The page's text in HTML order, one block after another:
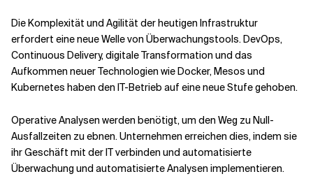
Verwandte Themen
Die Komplexität und Agilität der heutigen Infrastruktur
erfordert eine neue Welle von Überwachungstools. DevOps,
Continuous Delivery, digitale Transformation und das
Aufkommen neuer Technologien wie Docker, Mesos und
Kubernetes haben den IT-Betrieb auf eine neue Stufe gehoben.
Operative Analysen werden benötigt, um den Weg zu Null-
Ausfallzeiten zu ebnen. Unternehmen erreichen dies, indem sie
ihr Geschäft mit der IT verbinden und automatisierte
Überwachung und automatisierte Analysen implementieren.